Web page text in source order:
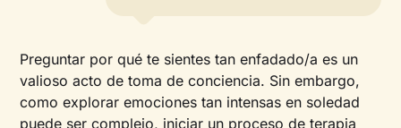
Preguntar por qué te sientes tan enfadado/a es un
valioso acto de toma de conciencia. Sin embargo,
como explorar emociones tan intensas en soledad
puede ser complejo, iniciar un proceso de terapia